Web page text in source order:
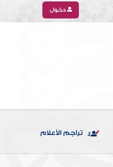
دخول
تراجم الأعلام